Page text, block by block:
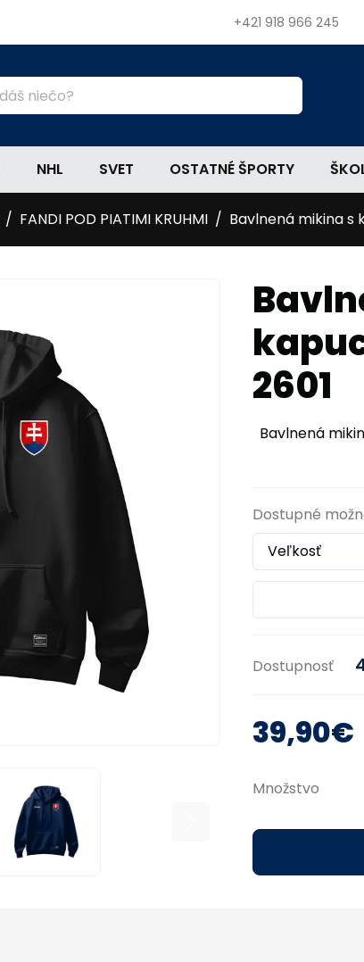
+421 918 966 245
NHL SVET OSTATNÉ ŠPORTY
FANDI POD PIATIMI KRUHMI Bavlnená mikina s
2601
Bavlnená
Dostupné
Dostupnosť
39,90€
Množstvo